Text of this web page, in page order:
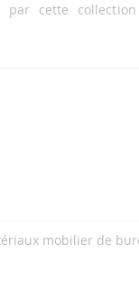
par cette
mobilier de